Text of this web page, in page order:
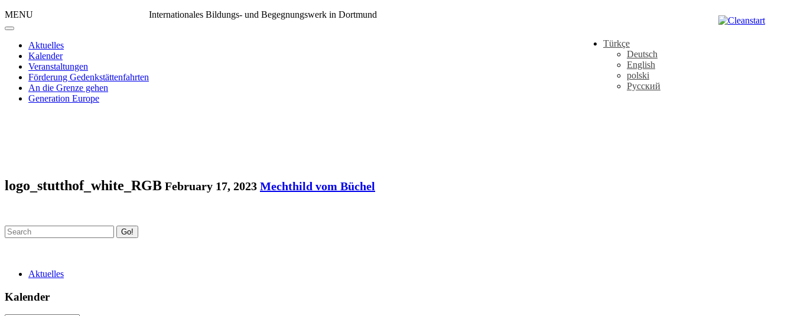
Türkçe
Deutsch
English
polski
Русский
MENU
Aktuelles
Kalender
Veranstaltungen
Förderung Gedenkstättenfahrten
An die Grenze gehen
Generation Europe
Internationales Bildungs- und Begegnungswerk in Dortmund
logo_stutthof_white_RGB February 17, 2023 Mechthild vom Büchel
Go!
Aktuelles
Kalender